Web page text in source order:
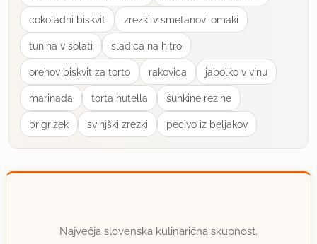
cokoladni biskvit zrezki v smetanovi omaki
tunina v solati sladica na hitro
orehov biskvit za torto rakovica jabolko v vinu
marinada torta nutella šunkine rezine
prigrizek svinjški zrezki pecivo iz beljakov
Največja slovenska kulinarična skupnost.